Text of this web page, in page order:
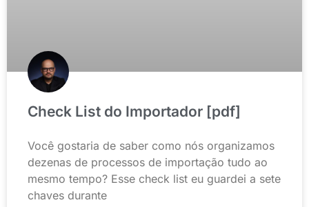
Check List do Importador [pdf]
Você gostaria de saber como nós organizamos
dezenas de processos de importação tudo ao
mesmo tempo? Esse check list eu guardei a sete
chaves durante